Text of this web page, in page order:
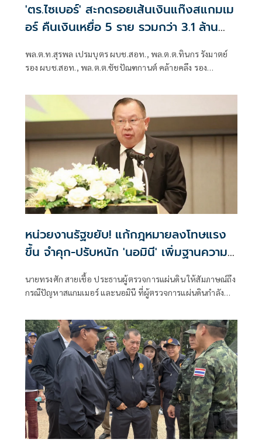
'ตร.ไซเบอร์' สะกดรอยเส้นเงินแก๊งสแกมเม
อร์ คืนเงินเหยื่อ 5 ราย รวมกว่า 3.1 ล้าน
พล.ต.ท.สุรพล เปรมบุตร ผบช.สอท., พล.ต.ต.ทินกร รังมาตย์
รอง ผบช.สอท., พล.ต.ต.ชัชปัณฑกานต์ คล้ายคลึง รอง
หน่วยงานรัฐขยับ! แก้กฎหมายลงโทษแรง
ขึ้น จำคุก-ปรับหนัก 'นอมินี' เพิ่มฐานความ
ผิดฟอกเงิน ยึดที่ดินด้วย
นายทรงศัก สายเชื้อ ประธานผู้ตรวจการแผ่นดิน ให้สัมภาษณ์ถึง
กรณีปัญหาสแกมเมอร์ และนอมินี ที่ผู้ตรวจการแผ่นดินกำลัง
บ้านและต่างประเทศ อาทิ เรื่องสแกมเมอร์ ผู้ตรวจการแผ่นดิน
ได้ลงพื้นที่ตามรอยแนวชายแดนหลายแห่ง เ